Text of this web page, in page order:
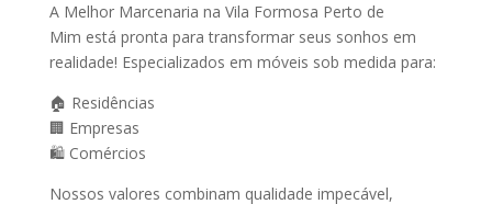
A Melhor Marcenaria na Vila Formosa Perto de
Mim está pronta para transformar seus sonhos em
realidade! Especializados em móveis sob medida para:
🏠 Residências
🏢 Empresas
🛍️ Comércios
Nossos valores combinam qualidade impecável,